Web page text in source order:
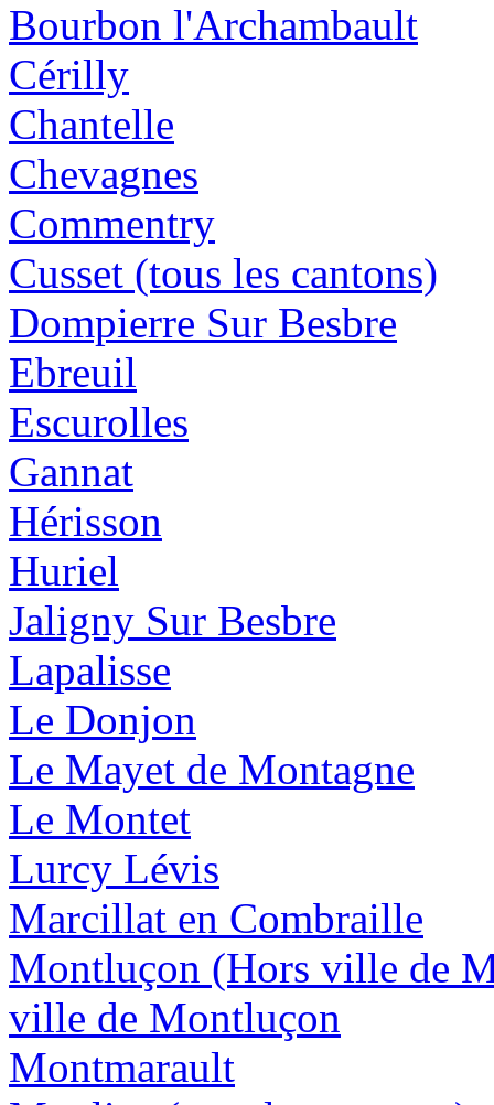
Bourbon l'Archambault
Cérilly
Chantelle
Chevagnes
Commentry
Cusset (tous les cantons)
Dompierre Sur Besbre
Ebreuil
Escurolles
Gannat
Hérisson
Huriel
Jaligny Sur Besbre
Lapalisse
Le Donjon
Le Mayet de Montagne
Le Montet
Lurcy Lévis
Marcillat en Combraille
Montluçon (Hors ville de
ville de Montluçon
Montmarault